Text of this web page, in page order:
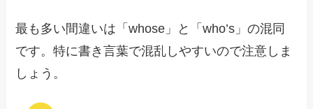
最も多い間違いは「whose」と「who’s」の混同
です。特に書き言葉で混乱しやすいので注意しま
しょう。